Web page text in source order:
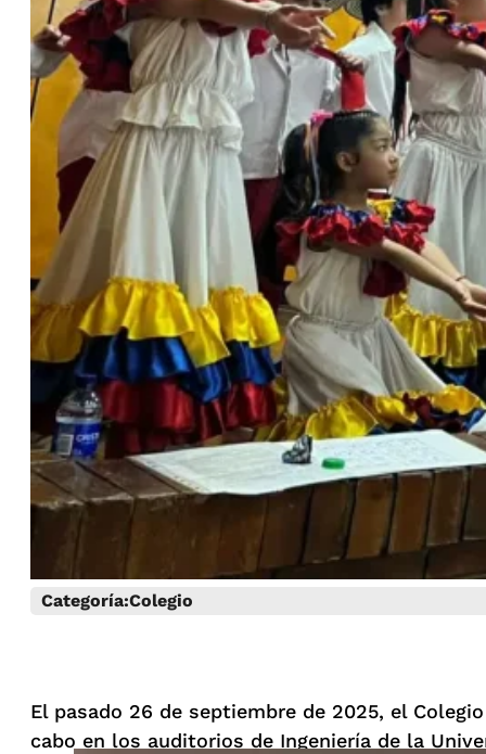
Categoría:Colegio
El pasado 26 de septiembre de 2025, el
cabo en los auditorios de Ingeniería de la